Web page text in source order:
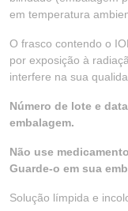
em temperatura
O frasco contendo o
por exposição à
interfere na sua
Número de lote e
embalagem.
Não use
Guarde-o em sua
Solução límpida e